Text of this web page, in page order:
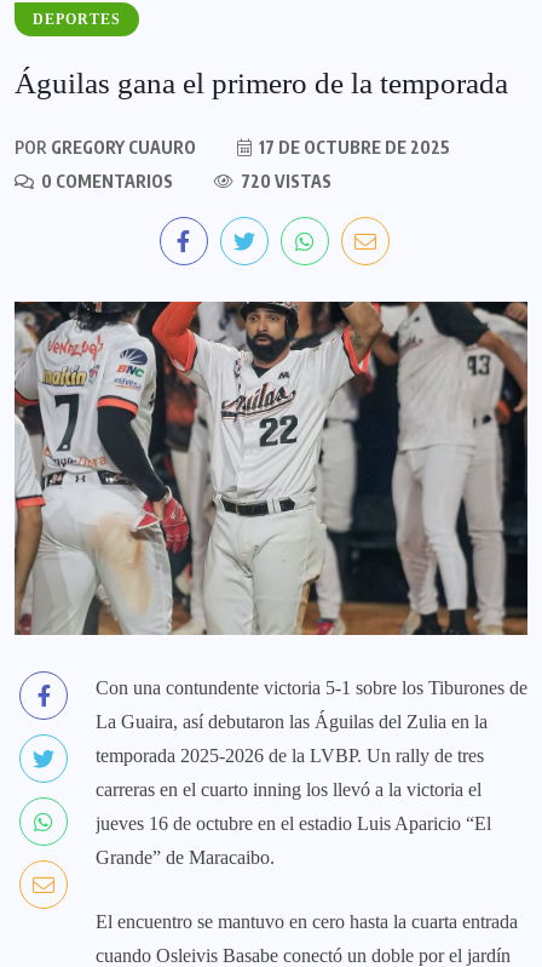
DEPORTES
Águilas gana el primero de la temporada
POR GREGORY CUAURO
17 DE OCTUBRE DE 2025
0 COMENTARIOS
720 VISTAS
Con una contundente victoria 5-1 sobre los Tiburones de
La Guaira, así debutaron las Águilas del Zulia en la
temporada 2025-2026 de la LVBP. Un rally de tres
carreras en el cuarto inning los llevó a la victoria el
jueves 16 de octubre en el estadio Luis Aparicio “El
Grande” de Maracaibo.
El encuentro se mantuvo en cero hasta la cuarta entrada
cuando Osleivis Basabe conectó un doble por el jardín